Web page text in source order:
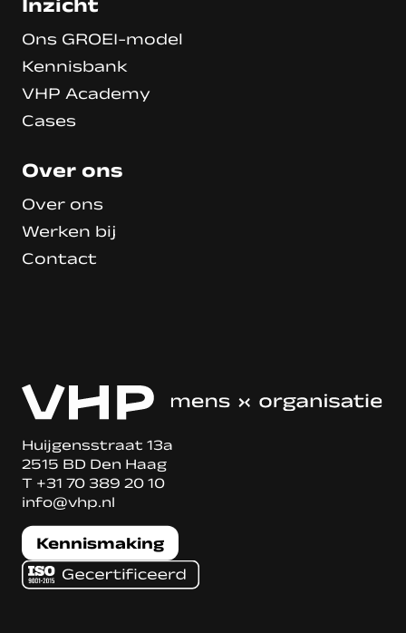
Inzicht
Ons GROEI-model
Kennisbank
VHP Academy
Cases
Over ons
Over ons
Werken bij
Contact
Huijgensstraat 13a
2515 BD Den Haag
T +31 70 389 20 10
info@vhp.nl
Kennismaking